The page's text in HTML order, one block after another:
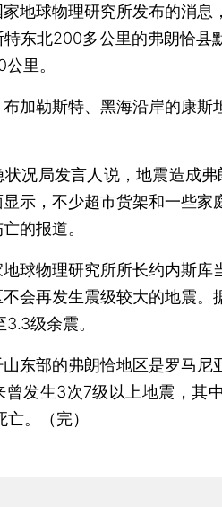
球物理研究所发布的消息
东北200多公里的弗朗恰县
里。
勒斯特、黑海沿岸的康斯
局发言人说，地震造成弗
示，不少超市货架和一些家
的报道。
物理研究所所长约内斯库
会再发生震级较大的地震。
级余震。
部的弗朗恰地区是罗马尼
曾发生3次7级以上地震，其
。（完）